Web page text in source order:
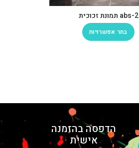
abs-2 תמונת זכוכית
בחר אפשרויות
הדפסה בהזמנה
אישית